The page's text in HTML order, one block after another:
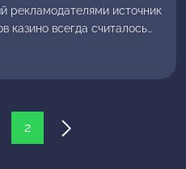
рекламодателями источник
казино всегда считалось
таковым сегодня. Но
2013й, все карты сыграны и
у нас для вас
2